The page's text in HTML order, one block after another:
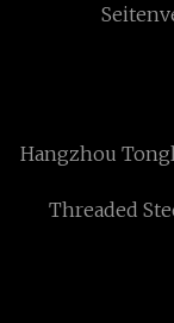
Hangzhou
Threaded